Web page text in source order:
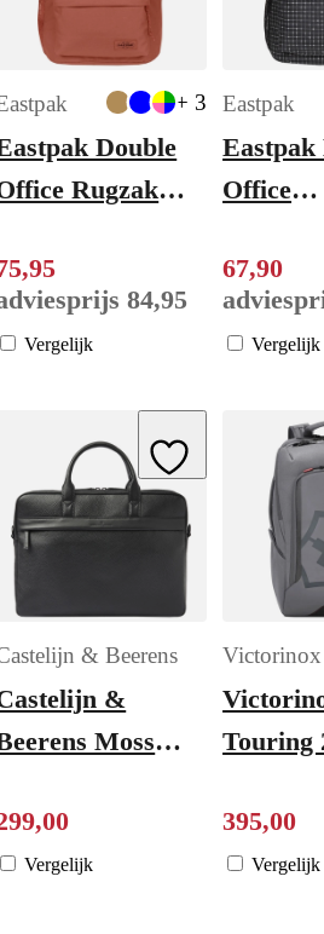
+ 3
Double
Rugzak
- casual
,95
84,95
Vergelijk
Eastpak
Eastpak
Office
67,90
Vergelijk
Add to Wishlist
& Beerens
&
Moss
black
,00
Vergelijk
Victorinox
Touring
grey
395,00
Vergelijk